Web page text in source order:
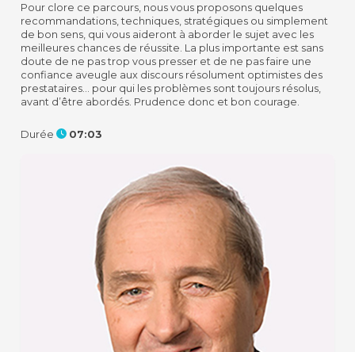
Pour clore ce parcours, nous vous proposons quelques
recommandations, techniques, stratégiques ou simplement
de bon sens, qui vous aideront à aborder le sujet avec les
meilleures chances de réussite. La plus importante est sans
doute de ne pas trop vous presser et de ne pas faire une
confiance aveugle aux discours résolument optimistes des
prestataires… pour qui les problèmes sont toujours résolus,
avant d’être abordés. Prudence donc et bon courage.
Durée 07:03